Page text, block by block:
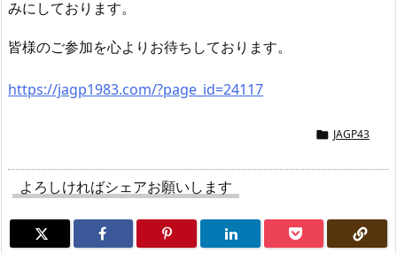
みにしております。
皆様のご参加を心よりお待ちしております。
https://jagp1983.com/?page_id=24117
 JAGP43
よろしければシェアお願いします